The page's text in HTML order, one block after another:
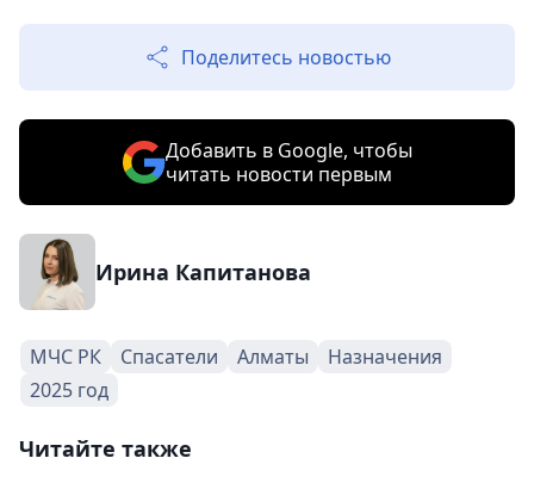
Поделитесь новостью
Добавить в Google, чтобы
читать новости первым
Ирина Капитанова
МЧС РК Спасатели Алматы
Назначения
2025 год
Читайте также